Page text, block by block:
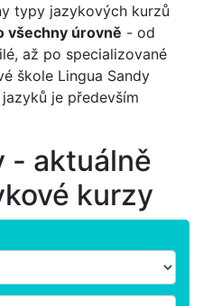
typy jazykových kurzů
všechny úrovně - od
až po specializované
škole Lingua Sandy
je především
- aktuálně
kurzy